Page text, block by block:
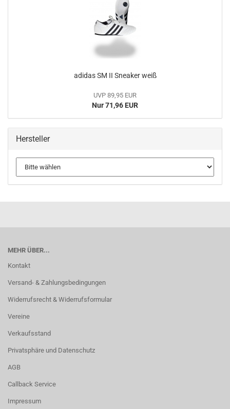
adidas SM II Sneaker weiß
UVP 89,95 EUR
Nur 71,96 EUR
Hersteller
MEHR ÜBER...
Kontakt
Versand- & Zahlungsbedingungen
Widerrufsrecht & Widerrufsformular
Vereine
Verkaufsstand
Privatsphäre und Datenschutz
AGB
Callback Service
Impressum